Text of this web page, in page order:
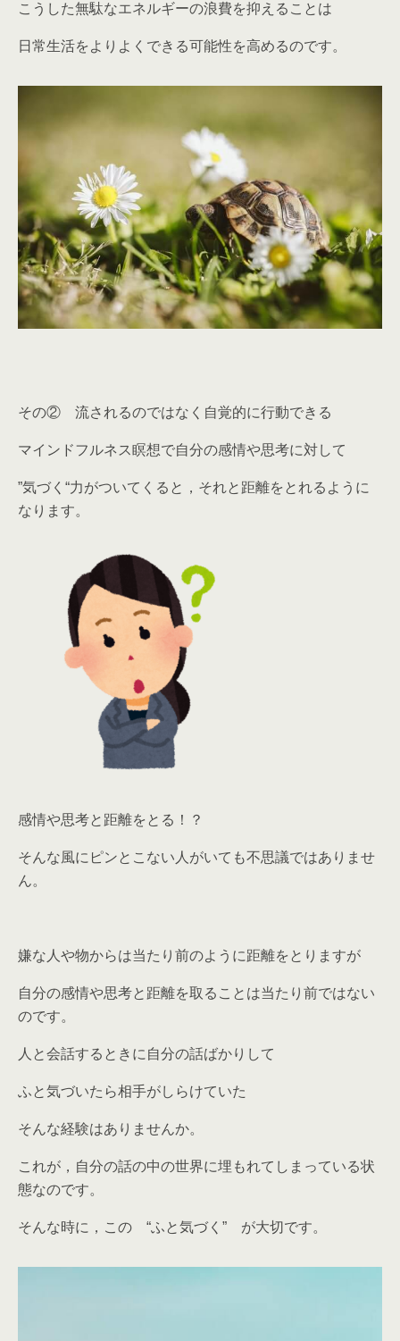
こうした無駄なエネルギーの浪費を抑えることは
日常生活をよりよくできる可能性を高めるのです。
その② 流されるのではなく自覚的に行動できる
マインドフルネス瞑想で自分の感情や思考に対して
”気づく“力がついてくると，それと距離をとれるように
なります。
感情や思考と距離をとる！？
そんな風にピンとこない人がいても不思議ではありませ
ん。
嫌な人や物からは当たり前のように距離をとりますが
自分の感情や思考と距離を取ることは当たり前ではない
のです。
人と会話するときに自分の話ばかりして
ふと気づいたら相手がしらけていた
そんな経験はありませんか。
これが，自分の話の中の世界に埋もれてしまっている状
態なのです。
そんな時に，この “ふと気づく” が大切です。